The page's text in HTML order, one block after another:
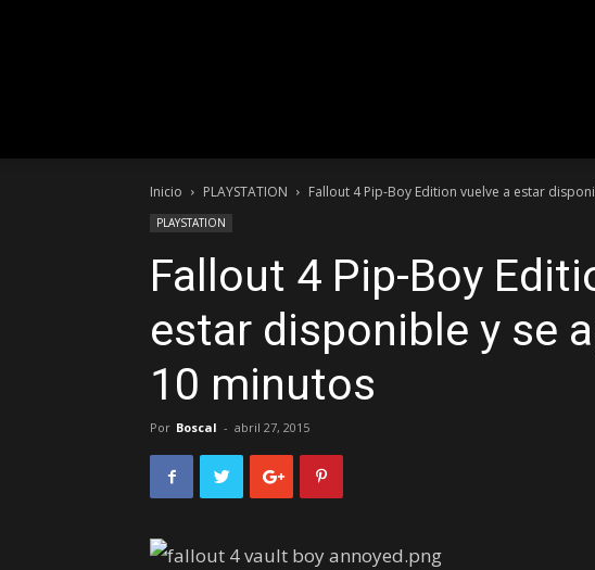
Inicio PLAYSTATION Fallout 4 Pip-Boy Edition vuelve a estar
PLAYSTATION
Fallout 4 Pip-Boy
estar disponible y se
10 minutos
Por Boscal - abril 27, 2015